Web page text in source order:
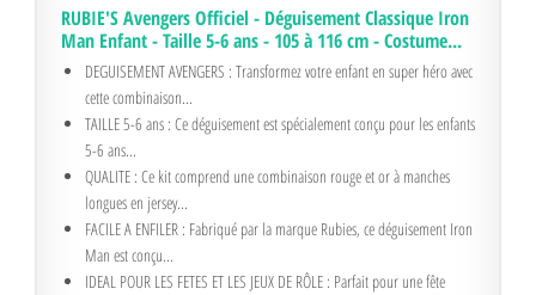
RUBIE'S Avengers Officiel - Déguisement Classique Iron
Man Enfant - Taille 5-6 ans - 105 à 116 cm - Costume...
DEGUISEMENT AVENGERS : Transformez votre enfant en super héro avec
cette combinaison...
TAILLE 5-6 ans : Ce déguisement est spécialement conçu pour les enfants
5-6 ans...
QUALITE : Ce kit comprend une combinaison rouge et or à manches
longues en jersey...
FACILE A ENFILER : Fabriqué par la marque Rubies, ce déguisement Iron
Man est conçu...
IDEAL POUR LES FETES ET LES JEUX DE RÔLE : Parfait pour une fête